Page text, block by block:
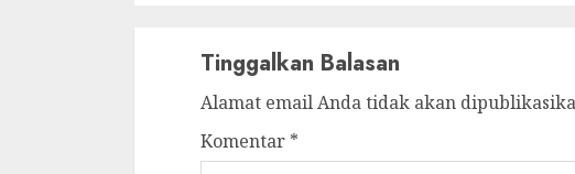
Tinggalkan Balasan
Alamat email Anda tidak akan
Komentar *